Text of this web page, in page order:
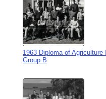
1963 Diploma of Agriculture II
Group B